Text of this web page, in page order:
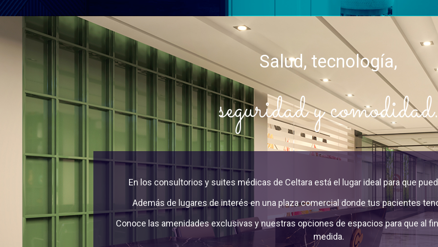
Salud, tecnología,
seguridad y
En los consultorios y suites médicas de Celtara está el lugar ideal para que
Además de lugares de interés en una plaza comercial donde tus pacientes
Conoce las amenidades exclusivas y nuestras opciones de espacios para que al
medida.